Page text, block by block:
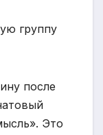
группу
после
Это